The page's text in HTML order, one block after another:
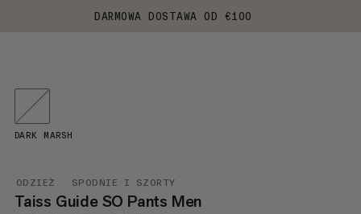
DARMOWA DOSTAWA OD €100
ODZIEŻ SPODNIE I SZORTY
Taiss Guide SO Pants Men
DARK MARSH